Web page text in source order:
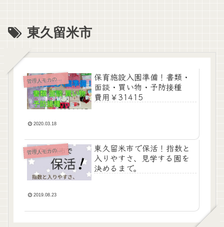
東久留米市
管
理人モカの保活
保育施設入園準備！書類・
面談・買い物・予防接種
費用￥31415
2020.03.18
管
理人モカの保活
東久留米市で保活！指数と
入りやすさ、見学する園を
決めるまで。
2019.08.23